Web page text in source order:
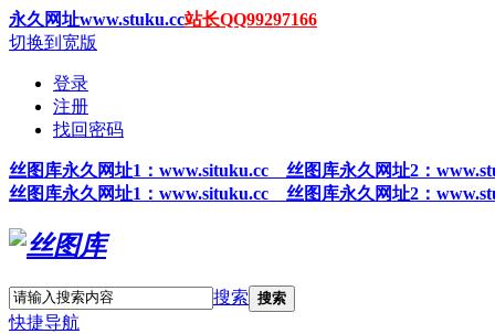
永久网址www.stuku.cc站长QQ99297166
切换到宽版
登录
注册
找回密码
丝图 库永久网址1 ：www.situku.cc 丝图库永久网址2：
丝图 库永久网址1 ：www.situku.cc 丝图库永久网址2：
搜索 搜索
快捷导航